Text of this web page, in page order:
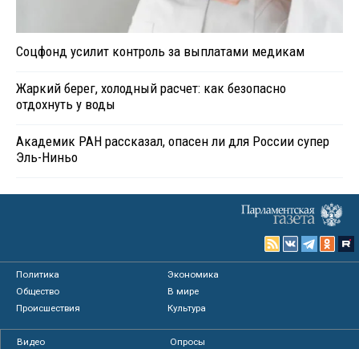
Соцфонд усилит контроль за выплатами медикам
Жаркий берег, холодный расчет: как безопасно
отдохнуть у воды
Академик РАН рассказал, опасен ли для России супер
Эль-Ниньо
Политика
Экономика
Общество
В мире
Происшествия
Культура
Видео
Опросы